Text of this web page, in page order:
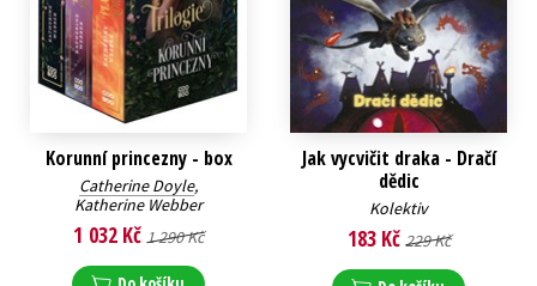
Korunní princezny - box
Catherine Doyle,
Katherine Webber
1 032 Kč 1 290 Kč
Jak vycvičit draka - Dračí
dědic
Kolektiv
183 Kč 229 Kč